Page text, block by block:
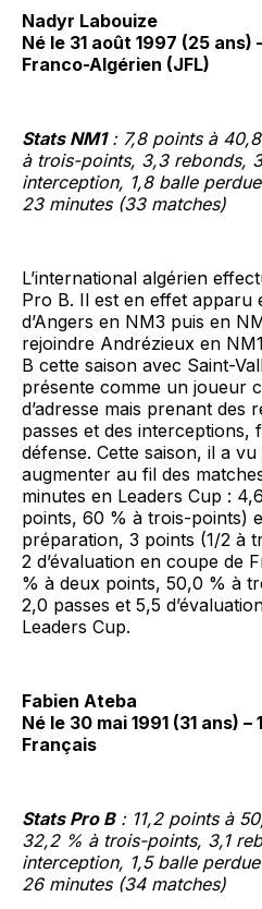
Nadyr Labouize
Né le 31 août 1997 (25 ans)
Franco-Algérien (JFL)
Stats NM1: 7,8 points à
à trois-points, 3,3 rebonds,
interception, 1,8 balle
23 minutes (33 matches)
L’international algérien
Pro B. Il est en effet apparu
d’Angers en NM3 puis en
rejoindre Andrézieux en
B cette saison avec Saint-
présente comme un joueur
d’adresse mais prenant des
passes et des interceptions,
défense. Cette saison, il a
augmenter au fil des
minutes en Leaders Cup :
points, 60 % à trois-points)
préparation, 3 points (1/2 à
2 d’évaluation en coupe de
% à deux points, 50,0 % à
2,0 passes et 5,5
Leaders Cup.
Fabien Ateba
Né le 30 mai 1991 (31 ans) –
Français
Stats Pro B: 11,2 points à
32,2 % à trois-points, 3,1
interception, 1,5 balle
26 minutes (34 matches)